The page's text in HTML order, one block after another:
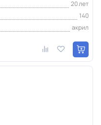
20 лет
140
акрил